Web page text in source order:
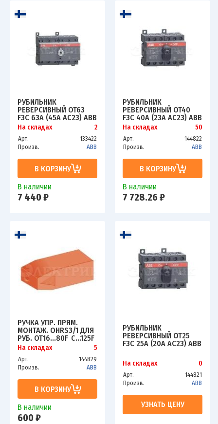
РУБИЛЬНИК
РЕВЕРСИВНЫЙ OT63
F3C 63А (45А AC23) ABB
1SCA105338R1001
На складах 2
Арт.
133422
Произв.
ABB
В КОРЗИНУ
В наличии
7 440 ₽
РУБИЛЬНИК
РЕВЕРСИВНЫЙ OT40
F3C 40A (23A AC23) ABB
1SCA104913R1001
На складах 50
Арт.
144822
Произв.
ABB
В КОРЗИНУ
В наличии
7 728.26 ₽
РУЧКА УПР. ПРЯМ.
МОНТАЖ. OHRS3/1 ДЛЯ
РУБ. OT16...80F_C...125F
КРАСН. ABB
1SCA108688R1001
На складах 5
Арт.
144829
Произв.
ABB
В КОРЗИНУ
В наличии
600 ₽
РУБИЛЬНИК
РЕВЕРСИВНЫЙ OT25
F3C 25A (20A AC23) ABB
На складах 0
Арт.
144821
Произв.
ABB
УЗНАТЬ ЦЕНУ